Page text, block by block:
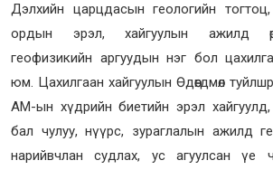
Дэлхийн царцдасын геологийн
ордын эрэл, хайгуулын ажилд
геофизикийн аргуудын нэг бол
юм. Цахилгаан хайгуулын Өдөөгдмөл
АМ-ын хүдрийн биетийн эрэл
бал чулуу, нүүрс, зураглалын ажилд
нарийвчлан судлах, ус агуулсан үе